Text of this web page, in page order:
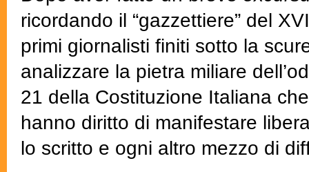
ricordando il “gazzettiere” del
primi giornalisti finiti sotto la
analizzare la pietra miliare
21 della Costituzione Italiana
hanno diritto di manifestare
lo scritto e ogni altro mezzo di